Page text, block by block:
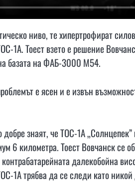
ниво, те хипертрофират
1A. Тоест взето е решение
базата на ФАБ-3000 M54.
е ясен и е извън
знаят, че ТОС-1А
6 километра. Тоест Вовчанск се
далекобойна
1A трябва да се следи като